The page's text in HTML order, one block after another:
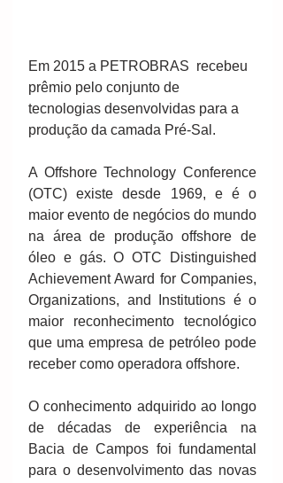
Em 2015 a PETROBRAS  recebeu
prêmio pelo conjunto de
tecnologias desenvolvidas para a
produção da camada Pré-Sal.
A Offshore Technology Conference
(OTC) existe desde 1969, e é o
maior evento de negócios do mundo
na área de produção offshore de
óleo e gás. O OTC Distinguished
Achievement Award for Companies,
Organizations, and Institutions é o
maior reconhecimento tecnológico
que uma empresa de petróleo pode
receber como operadora offshore.
O conhecimento adquirido ao longo
de décadas de experiência na
Bacia de Campos foi fundamental
para o desenvolvimento das novas